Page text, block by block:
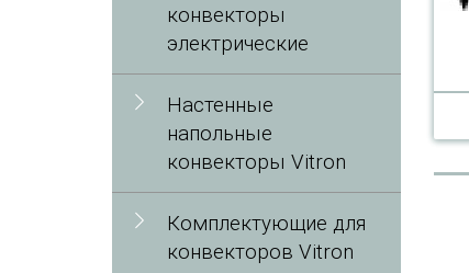
конвекторы
электрические
Настенные
напольные
конвекторы Vitron
Комплектующие для
конвекторов Vitron